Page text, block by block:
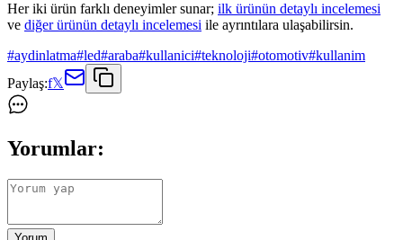
Her iki ürün farklı deneyimler sunar; ilk ürünün detaylı incelemesi
ve diğer ürünün detaylı incelemesi ile ayrıntılara ulaşabilirsin.
#aydinlatma#led#araba#kullanici#teknoloji#otomotiv#kullanim
Paylaş:f𝕏
Yorumlar: